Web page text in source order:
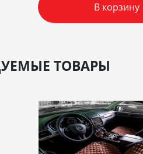
В корзину
ТОВАРЫ